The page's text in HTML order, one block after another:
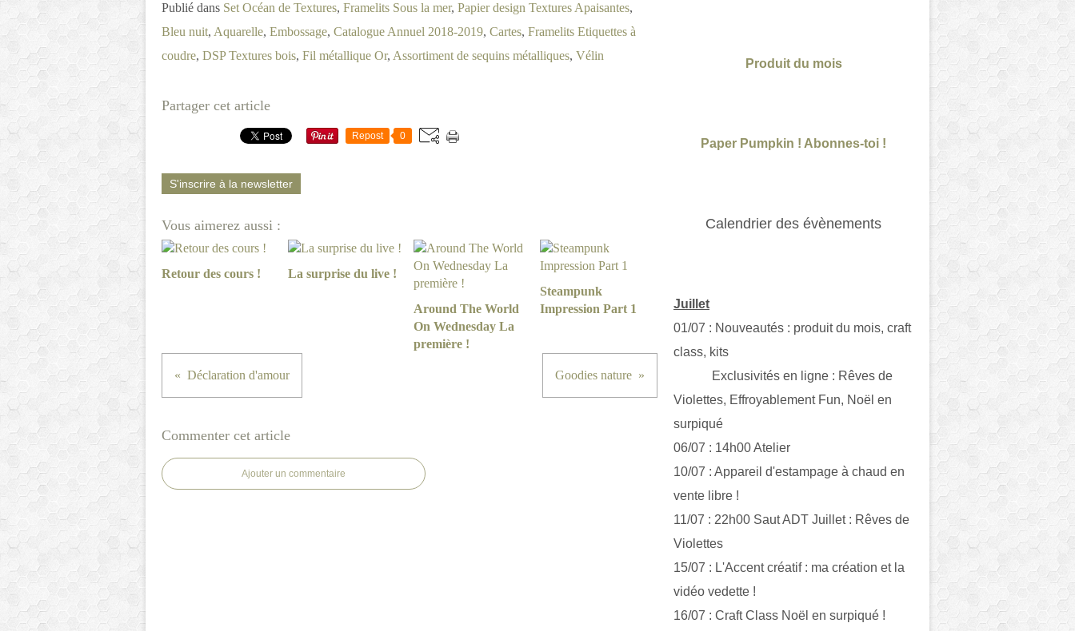
Publié dans Set Océan de Textures, Framelits Sous la mer, Papier design Textures Apaisantes,
Bleu nuit, Aquarelle, Embossage, Catalogue Annuel 2018-2019, Cartes, Framelits Etiquettes à
coudre, DSP Textures bois, Fil métallique Or, Assortiment de sequins métalliques, Vélin
Partager cet article
Repost 0
S'inscrire à la newsletter
Vous aimerez aussi :
Retour des cours ! La surprise du live !
Around The World
On Wednesday La
première !
Steampunk
Impression Part 1
Déclaration d'amour Goodies nature
Commenter cet article
Ajouter un commentaire
Produit du mois
Paper Pumpkin ! Abonnes-toi !
Calendrier des évènements
Juillet
01/07 : Nouveautés : produit du mois, craft
class, kits
Exclusivités en ligne : Rêves de
Violettes, Effroyablement Fun, Noël en
surpiqué
06/07 : 14h00 Atelier
10/07 : Appareil d'estampage à chaud en
vente libre !
11/07 : 22h00 Saut ADT Juillet : Rêves de
Violettes
15/07 : L'Accent créatif : ma création et la
vidéo vedette !
16/07 : Craft Class Noël en surpiqué !